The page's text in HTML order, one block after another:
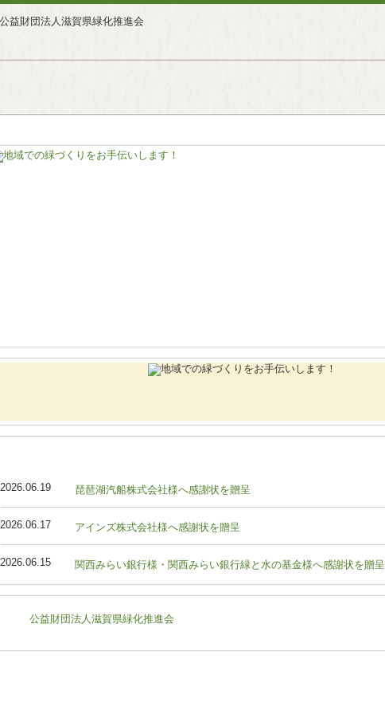
2026.06.19 琵琶湖汽船株式会社様へ感謝状を贈呈
2026.06.17 アインズ株式会社様へ感謝状を贈呈
2026.06.15 関西みらい銀行様・関西みらい銀行緑と水の基金様へ感謝状を贈呈
公益財団法人滋賀県緑化推進会